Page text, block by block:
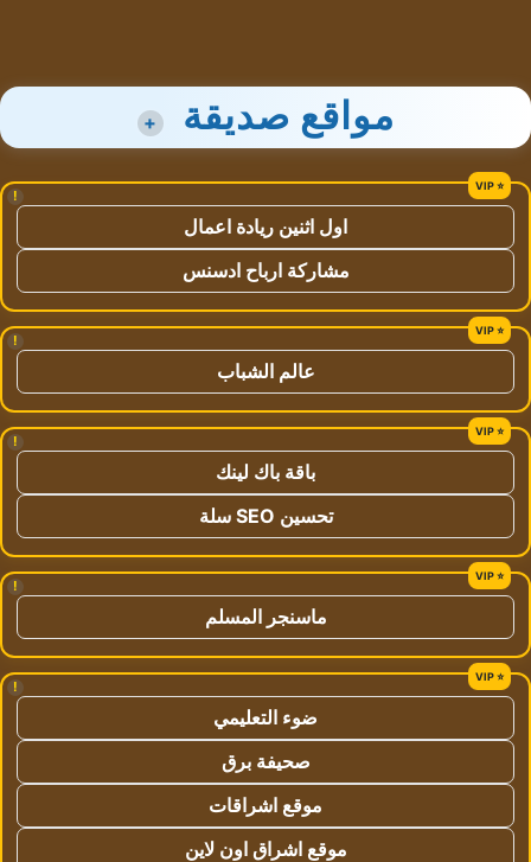
مواقع صديقة +
!
اول اثنين ريادة اعمال
مشاركة ارباح ادسنس
!
عالم الشباب
!
باقة باك لينك
تحسين SEO سلة
!
ماسنجر المسلم
!
ضوء التعليمي
صحيفة برق
موقع اشراقات
موقع اشراق اون لاين